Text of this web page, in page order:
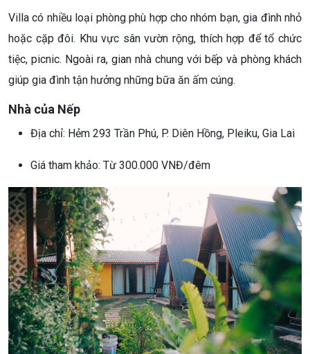
Villa có nhiều loại phòng phù hợp cho nhóm bạn, gia đình nhỏ
hoặc cặp đôi. Khu vực sân vườn rộng, thích hợp để tổ chức
tiệc, picnic. Ngoài ra, gian nhà chung với bếp và phòng khách
giúp gia đình tận hưởng những bữa ăn ấm cúng.
Nhà của Nếp
Địa chỉ: Hẻm 293 Trần Phú, P. Diên Hồng, Pleiku, Gia Lai
Giá tham khảo: Từ 300.000 VNĐ/đêm